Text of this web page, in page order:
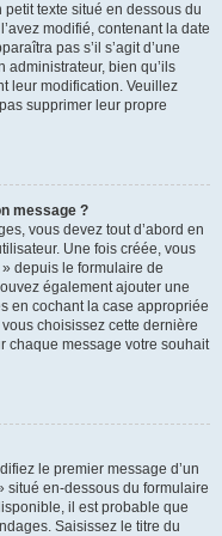
texte situé en dessous du
modifié, contenant la date
pas s’il s’agit d’une
administrateur, bien qu’ils
leur modification. Veuillez
supprimer leur propre
message ?
vous devez tout d’abord en
Une fois créée, vous
depuis le formulaire de
également ajouter une
en cochant la case appropriée
choisissez cette dernière
chaque message votre souhait
le premier message d’un
situé en-dessous du formulaire
il est probable que
Saisissez le titre du